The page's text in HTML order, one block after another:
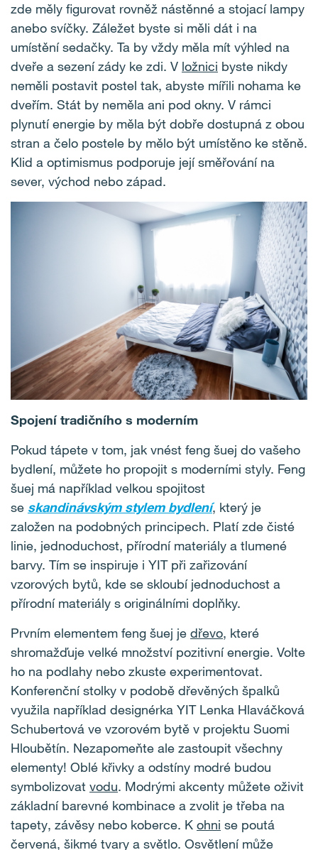
zde měly figurovat rovněž nástěnné a stojací lampy
anebo svíčky. Záležet byste si měli dát i na
umístění sedačky. Ta by vždy měla mít výhled na
dveře a sezení zády ke zdi. V ložnici byste nikdy
neměli postavit postel tak, abyste mířili nohama ke
dveřím. Stát by neměla ani pod okny. V rámci
plynutí energie by měla být dobře dostupná z obou
stran a čelo postele by mělo být umístěno ke stěně.
Klid a optimismus podporuje její směřování na
sever, východ nebo západ.
Spojení tradičního s moderním
Pokud tápete v tom, jak vnést feng šuej do vašeho
bydlení, můžete ho propojit s moderními styly. Feng
šuej má například velkou spojitost
se skandinávským stylem bydlení, který je
založen na podobných principech. Platí zde čisté
linie, jednoduchost, přírodní materiály a tlumené
barvy. Tím se inspiruje i YIT při zařizování
vzorových bytů, kde se skloubí jednoduchost a
přírodní materiály s originálními doplňky.
Prvním elementem feng šuej je dřevo, které
shromažďuje velké množství pozitivní energie. Volte
ho na podlahy nebo zkuste experimentovat.
Konferenční stolky v podobě dřevěných špalků
využila například designérka YIT Lenka Hlaváčková
Schubertová ve vzorovém bytě v projektu Suomi
Hloubětín. Nezapomeňte ale zastoupit všechny
elementy! Oblé křivky a odstíny modré budou
symbolizovat vodu. Modrými akcenty můžete oživit
základní barevné kombinace a zvolit je třeba na
tapety, závěsy nebo koberce. K ohni se poutá
červená, šikmé tvary a světlo. Osvětlení může